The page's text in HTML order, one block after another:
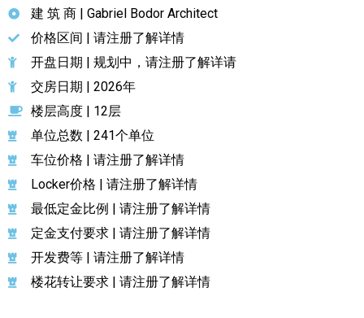
建 筑 商 | Gabriel Bodor Architect
价格区间 | 请注册了解详情
开盘日期 | 规划中，请注册了解详请
交房日期 | 2026年
楼层高度 | 12层
单位总数 | 241个单位
车位价格 | 请注册了解详情
Locker价格 | 请注册了解详情
最低定金比例 | 请注册了解详情
定金支付要求 | 请注册了解详情
开发费等 | 请注册了解详情
楼花转让要求 | 请注册了解详情